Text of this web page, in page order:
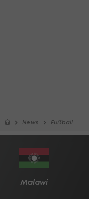
News Fußball
Malawi